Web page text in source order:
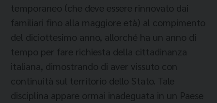
temporaneo (che deve essere rinnovato dai
familiari fino alla maggiore età) al compimento
del diciottesimo anno, allorché ha un anno di
tempo per fare richiesta della cittadinanza
italiana, dimostrando di aver vissuto con
continuità sul territorio dello Stato. Tale
disciplina appare ormai inadeguata in un Paese